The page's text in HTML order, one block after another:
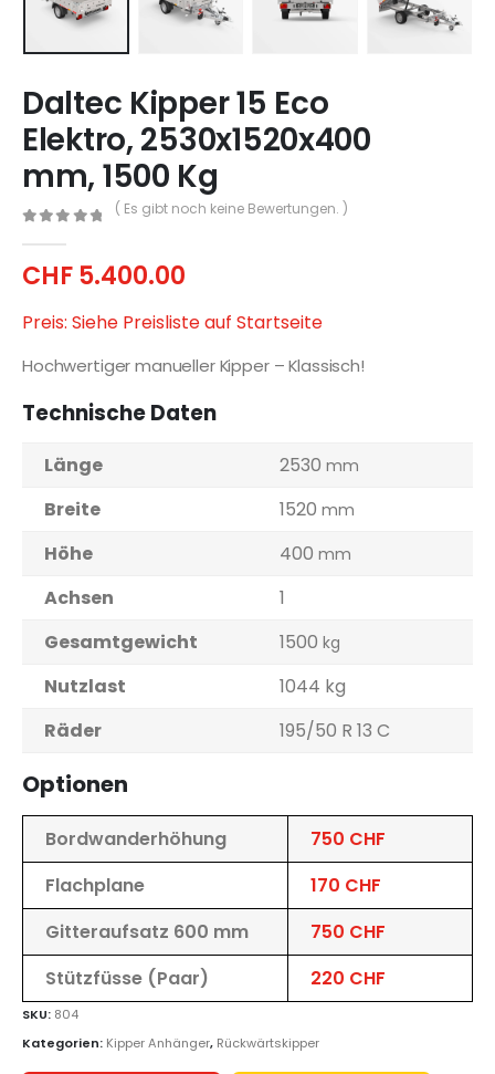
Daltec Kipper 15 Eco
Elektro, 2530x1520x400
mm, 1500 Kg
( Es gibt noch keine Bewertungen. )
CHF5.400.00
Preis: Siehe Preisliste auf Startseite
Hochwertiger manueller Kipper – Klassisch!
Technische Daten
Länge 2530 mm
Breite 1520 mm
Höhe 400 mm
Achsen
1
Gesamtgewicht
1500 kg
Nutzlast
1044 kg
Räder
195/50 R 13 C
Optionen
Bordwanderhöhung
750 CHF
Flachplane
170 CHF
Gitteraufsatz 600 mm
750 CHF
Stützfüsse (Paar)
220 CHF
SKU: 804
Kategorien: Kipper Anhänger, Rückwärtskipper